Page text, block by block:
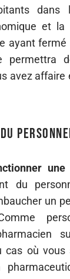
et la
ayant
permettra
avez affaire
une
du
un
cas où vous